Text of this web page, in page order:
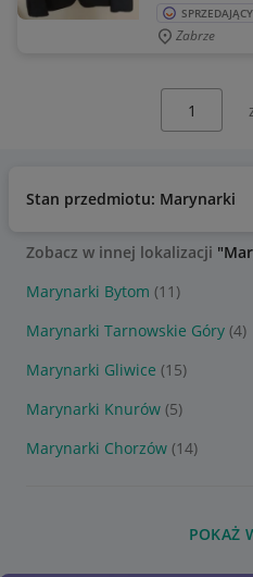
Zabrze
Stan przedmiotu: Marynarki
Zobacz w innej lokalizacji
Marynarki Bytom (11)
Marynarki Tarnowskie Góry (4)
Marynarki Gliwice (15)
Marynarki Knurów (5)
Marynarki Chorzów (14)
POKAŻ